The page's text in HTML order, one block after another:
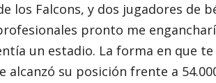
los Falcons, y dos jugadores de
pronto me
un estadio. La forma en que
su posición frente a